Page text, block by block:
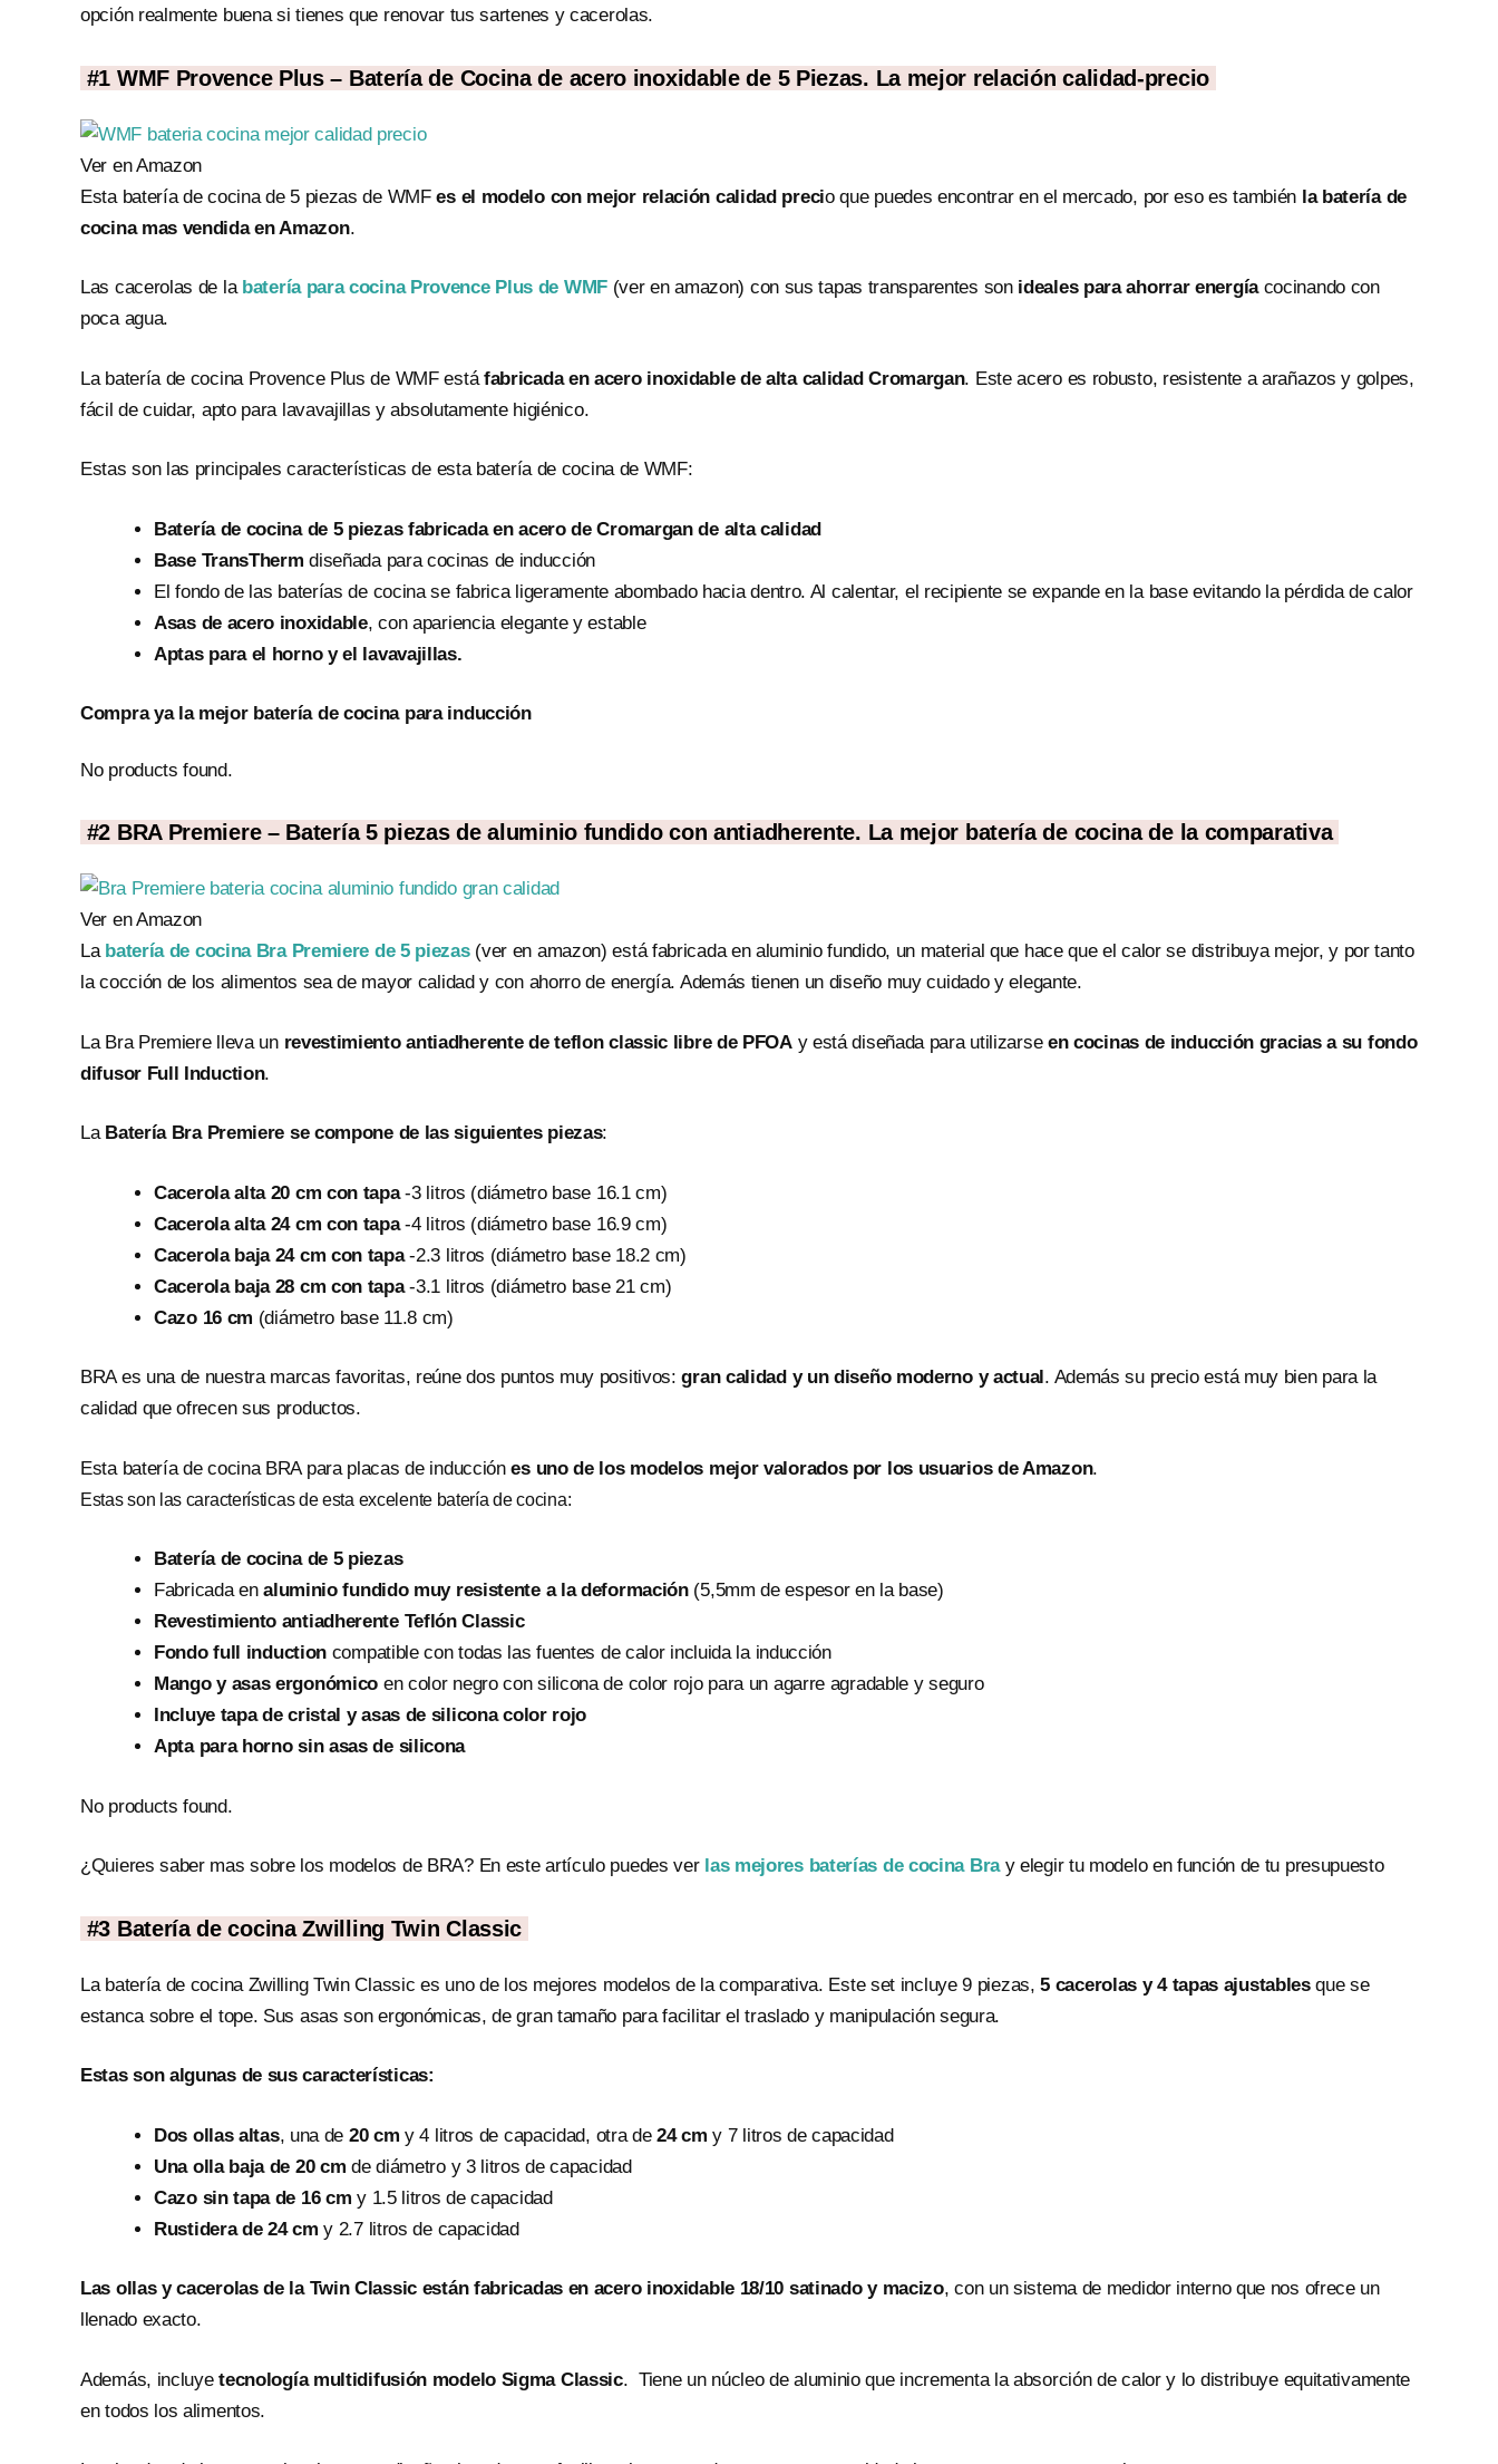
opción realmente buena si tienes que renovar tus sartenes y cacerolas.
#1 WMF Provence Plus – Batería de Cocina de acero inoxidable de 5 Piezas. La mejor relación calidad-precio
Ver en Amazon
Esta batería de cocina de 5 piezas de WMFes el modelo con mejor relación calidad precio que puedes encontrar en el mercado, por eso es también la batería de
cocina mas vendida en Amazon.
Las cacerolas de la batería para cocina Provence Plus de WMF (ver en amazon) con sus tapas transparentes son ideales para ahorrar energíacocinando con
poca agua.
La batería de cocina Provence Plus de WMF está fabricada en acero inoxidable de alta calidad Cromargan. Este acero es robusto, resistente a arañazos y golpes,
fácil de cuidar, apto para lavavajillas y absolutamente higiénico.
Estas son las principales características de esta batería de cocina de WMF:
Batería de cocina de 5 piezas fabricada en acero de Cromargan de alta calidad
Base TransTherm diseñada para cocinas de inducción
El fondo de las baterías de cocina se fabrica ligeramente abombado hacia dentro. Al calentar, el recipiente se expande en la base evitando la pérdida de calor
Asas de acero inoxidable, con apariencia elegante y estable
Aptas para el horno y el lavavajillas.
Compra ya la mejor batería de cocina para inducción
No products found.
#2 BRA Premiere – Batería 5 piezas de aluminio fundido con antiadherente. La mejor batería de cocina de la comparativa
Ver en Amazon
La batería de cocina Bra Premiere de 5 piezas(ver en amazon) está fabricada en aluminio fundido, un material que hace que el calor se distribuya mejor, y por tanto
la cocción de los alimentos sea de mayor calidad y con ahorro de energía. Además tienen un diseño muy cuidado y elegante.
La Bra Premiere lleva un revestimiento antiadherente de teflon classic libre de PFOAy está diseñada para utilizarse en cocinas de inducción gracias a su fondo
difusor Full Induction.
La Batería Bra Premiere se compone de las siguientes piezas:
Cacerola alta 20 cm con tapa-3 litros (diámetro base 16.1 cm)
Cacerola alta 24 cm con tapa-4 litros (diámetro base 16.9 cm)
Cacerola baja 24 cm con tapa-2.3 litros (diámetro base 18.2 cm)
Cacerola baja 28 cm con tapa-3.1 litros (diámetro base 21 cm)
Cazo 16 cm (diámetro base 11.8 cm)
BRA es una de nuestra marcas favoritas, reúne dos puntos muy positivos:gran calidad y un diseño moderno y actual . Además su precio está muy bien para la
calidad que ofrecen sus productos.
Esta batería de cocina BRA para placas de inducciónes uno de los modelos mejor valorados por los usuarios de Amazon.
Estas son las características de esta excelente batería de cocina:
Batería de cocina de 5 piezas
Fabricada enaluminio fundido muy resistente a la deformación(5,5mm de espesor en la base)
Revestimiento antiadherente Teflón Classic
Fondofull induction compatible con todas las fuentes de calor incluida la inducción
Mango y asas ergonómico en color negro con silicona de color rojo para un agarre agradable y seguro
Incluye tapa de cristal y asas de silicona color rojo
Apta para horno sin asas de silicona
No products found.
¿Quieres saber mas sobre los modelos de BRA? En este artículo puedes ver las mejores baterías de cocina Bray elegir tu modelo en función de tu presupuesto
#3 Batería de cocina Zwilling Twin Classic
La batería de cocina Zwilling Twin Classic es uno de los mejores modelos de la comparativa. Este set incluye 9 piezas,5 cacerolas y 4 tapas ajustablesque se
estanca sobre el tope. Sus asas son ergonómicas, de gran tamaño para facilitar el traslado y manipulación segura.
Estas son algunas de sus características:
Dos ollas altas, una de 20 cm y 4 litros de capacidad, otra de24 cm y 7 litros de capacidad
Una olla baja de 20 cm de diámetro y 3 litros de capacidad
Cazo sin tapa de 16 cm y 1.5 litros de capacidad
Rustidera de 24 cm y 2.7 litros de capacidad
Las ollas y cacerolas de la Twin Classic están fabricadas en acero inoxidable 18/10 satinado y macizo, con un sistema de medidor interno que nos ofrece un
llenado exacto.
Además, incluyetecnología multidifusión modelo Sigma Classic. Tiene un núcleo de aluminio que incrementa la absorción de calor y lo distribuye equitativamente
en todos los alimentos.